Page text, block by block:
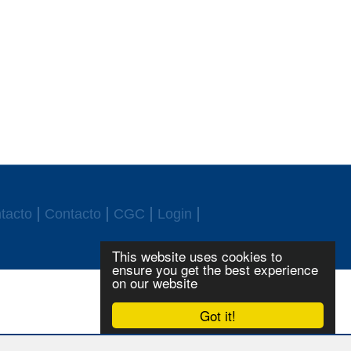
Got it!
This website uses cookies to
ensure you get the best experience
on our website
Contacto CGC Login